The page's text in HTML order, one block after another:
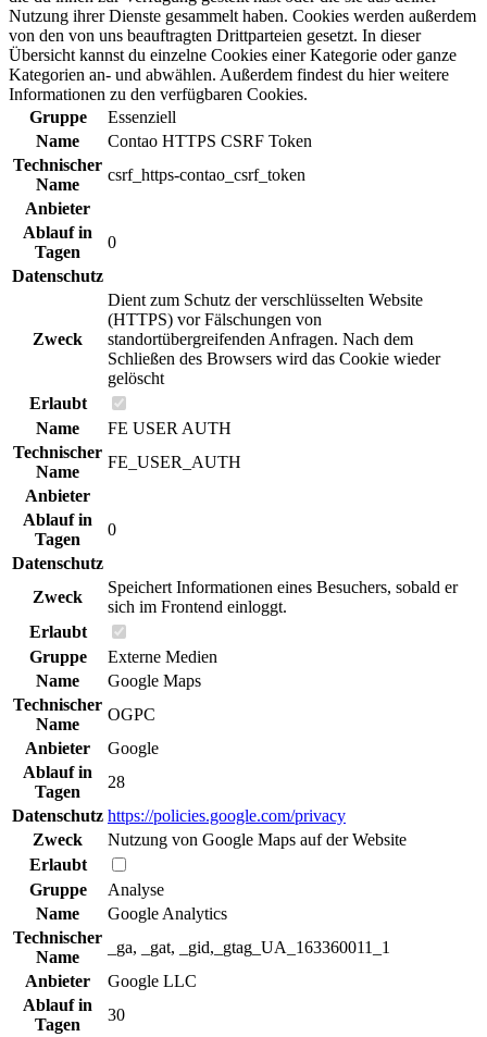
Nutzung ihrer Dienste gesammelt haben. Cookies werden außerdem
von den von uns beauftragten Drittparteien gesetzt. In dieser
Übersicht kannst du einzelne Cookies einer Kategorie oder ganze
Kategorien an- und abwählen. Außerdem findest du hier weitere
Informationen zu den verfügbaren Cookies.
Gruppe
Essenziell
Name
Contao HTTPS CSRF Token
Technischer
Name
csrf_https-contao_csrf_token
Anbieter
Ablauf in
Tagen
0
Datenschutz
Zweck
Dient zum Schutz der verschlüsselten Website
(HTTPS) vor Fälschungen von
standortübergreifenden Anfragen. Nach dem
Schließen des Browsers wird das Cookie wieder
gelöscht
Erlaubt
Name
FE USER AUTH
Technischer
Name
FE_USER_AUTH
Anbieter
Ablauf in
Tagen
0
Datenschutz
Zweck
Speichert Informationen eines Besuchers, sobald er
sich im Frontend einloggt.
Erlaubt
Gruppe
Externe Medien
Name
Google Maps
Technischer
Name
OGPC
Anbieter
Google
Ablauf in
Tagen
28
Datenschutz https://policies.google.com/privacy
Zweck
Nutzung von Google Maps auf der Website
Erlaubt
Gruppe
Analyse
Name
Google Analytics
Technischer
Name
_ga, _gat, _gid,_gtag_UA_163360011_1
Anbieter
Google LLC
Ablauf in
Tagen
30